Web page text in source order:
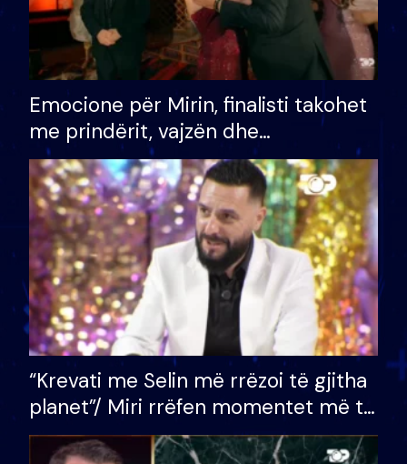
Emocione për Mirin, finalisti takohet
me prindërit, vajzën dhe
bashkëshorten: S’kemi ndonjë letër
divorci apo jo?
“Krevati me Selin më rrëzoi të gjitha
planet”/ Miri rrëfen momentet më të
bukura në shtëpinë e BB VIP: Do më